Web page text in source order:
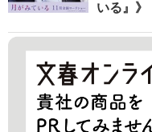
いる』》